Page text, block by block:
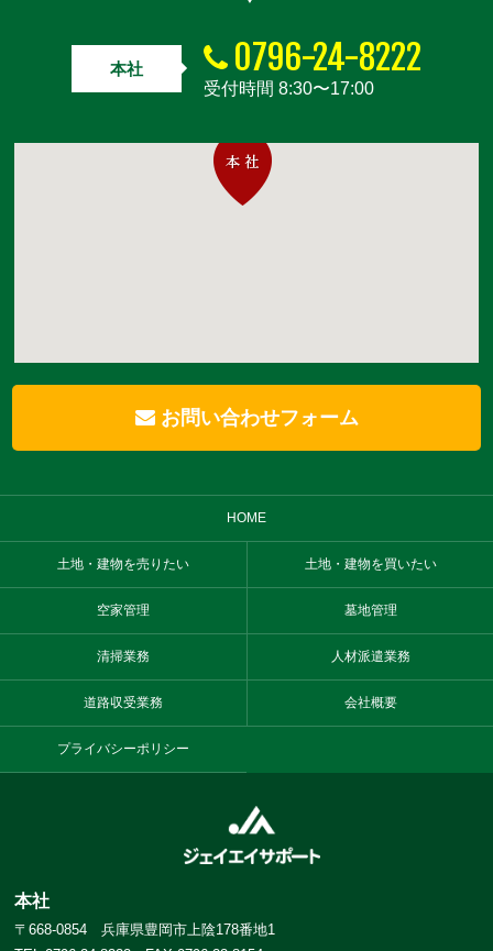
本社 0796-24-8222
受付時間 8:30〜17:00
お問い合わせフォーム
HOME
土地・建物を売りたい 土地・建物を買いたい
空家管理 墓地管理
清掃業務 人材派遣業務
道路収受業務 会社概要
プライバシーポリシー
本社
〒668-0854 兵庫県豊岡市上陰178番地1